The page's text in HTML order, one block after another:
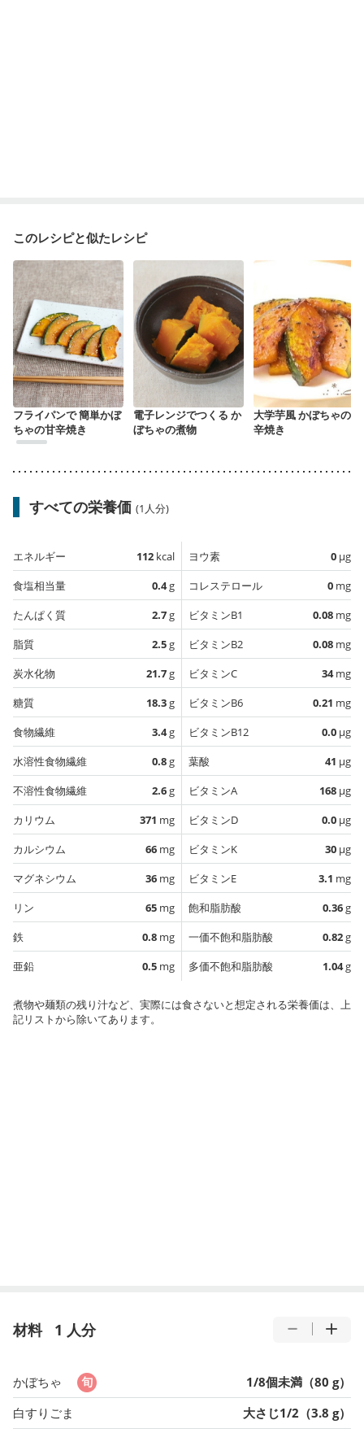
このレシピと似たレシピ
フライパンで 簡単かぼ
ちゃの甘辛焼き
電子レンジでつくる か
ぼちゃの煮物
大学芋風 かぼちゃの甘
辛焼き
すべての栄養価 (1人分)
エネルギー 112 kcal
食塩相当量
0.4g
たんぱく質
2.7g
脂質
2.5g
炭水化物
21.7g
糖質
18.3g
食物繊維
3.4g
水溶性食物繊維
0.8g
不溶性食物繊維
2.6g
カリウム
371 mg
カルシウム
66 mg
マグネシウム
36 mg
リン
65 mg
鉄
0.8 mg
亜鉛
0.5 mg
ヨウ素 0 µg
コレステロール
0 mg
ビタミンB1
0.08 mg
ビタミンB2
0.08 mg
ビタミンC
34mg
ビタミンB6
0.21 mg
ビタミンB12
0.0 µg
葉酸
41 µg
ビタミンA
168 µg
ビタミンD
0.0 µg
ビタミンK
30 µg
ビタミンE
3.1 mg
飽和脂肪酸
0.36g
一価不飽和脂肪酸
0.82g
多価不飽和脂肪酸
1.04g
煮物や麺類の残り汁など、実際には食さないと想定される栄養価は、上
記リストから除いてあります。
材料 1 人分
かぼちゃ
1/8個未満（80 g）
白すりごま
大さじ1/2（3.8 g）